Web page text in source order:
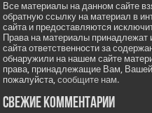
Все материалы на данном сайте
обратную ссылку на материал в
сайта и предоставляются
Права на материалы
сайта ответственности за
обнаружили на нашем сайте
права, принадлежащие Вам, Вашей
пожалуйста,сообщите нам.
Свежие комментарии